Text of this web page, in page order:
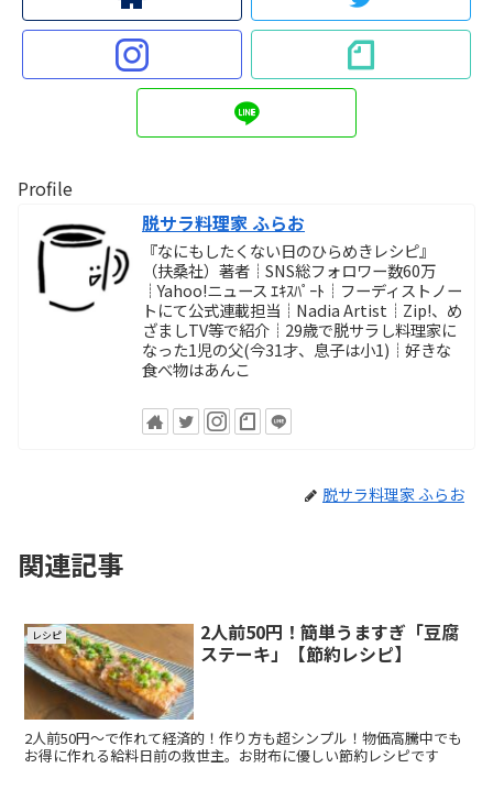
Profile
脱サラ料理家 ふらお
『なにもしたくない日のひらめきレシピ』
（扶桑社）著者┊SNS総フォロワー数60万
┊Yahoo!ニュース ｴｷｽﾊﾟｰﾄ┊フーディストノー
トにて公式連載担当┊Nadia Artist┊Zip!、め
ざましTV等で紹介┊29歳で脱サラし料理家に
なった1児の父(今31才、息子は小1)┊好きな
食べ物はあんこ
脱サラ料理家 ふらお
関連記事
レシピ
2人前50円！簡単うますぎ「豆腐
ステーキ」【節約レシピ】
2人前50円～で作れて経済的！作り方も超シンプル！物価高騰中でも
お得に作れる給料日前の救世主。お財布に優しい節約レシピです